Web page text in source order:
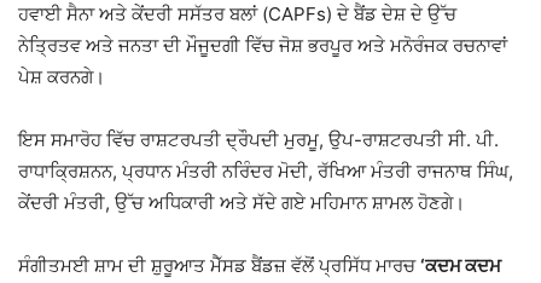
ਹਵਾਈ ਸੈਨਾ ਅਤੇ ਕੇਂਦਰੀ ਸਸੱਤਰ ਬਲਾਂ (CAPFs) ਦੇ ਬੈਂਡ ਦੇਸ਼ ਦੇ ਉੱਚ
ਨੇਤ੍ਰਿਤਵ ਅਤੇ ਜਨਤਾ ਦੀ ਮੌਜੂਦਗੀ ਵਿੱਚ ਜੋਸ਼ ਭਰਪੂਰ ਅਤੇ ਮਨੋਰੰਜਕ ਰਚਨਾਵਾਂ
ਪੇਸ਼ ਕਰਨਗੇ।
ਇਸ ਸਮਾਰੋਹ ਵਿੱਚ ਰਾਸ਼ਟਰਪਤੀ ਦ੍ਰੌਪਦੀ ਮੁਰਮੂ, ਉਪ-ਰਾਸ਼ਟਰਪਤੀ ਸੀ. ਪੀ.
ਰਾਧਾਕ੍ਰਿਸ਼ਨਨ, ਪ੍ਰਧਾਨ ਮੰਤਰੀ ਨਰਿੰਦਰ ਮੋਦੀ, ਰੱਖਿਆ ਮੰਤਰੀ ਰਾਜਨਾਥ ਸਿੰਘ,
ਕੇਂਦਰੀ ਮੰਤਰੀ, ਉੱਚ ਅਧਿਕਾਰੀ ਅਤੇ ਸੱਦੇ ਗਏ ਮਹਿਮਾਨ ਸ਼ਾਮਲ ਹੋਣਗੇ।
ਸੰਗੀਤਮਈ ਸ਼ਾਮ ਦੀ ਸ਼ੁਰੂਆਤ ਮੈੱਸਡ ਬੈਂਡਜ਼ ਵੱਲੋਂ ਪ੍ਰਸਿੱਧ ਮਾਰਚ‘ਕਦਮ ਕਦਮ